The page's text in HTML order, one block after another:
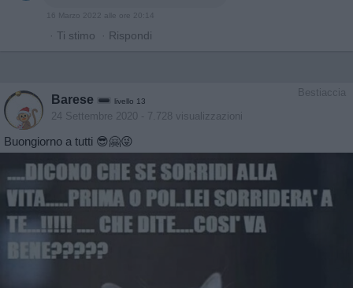
16 Marzo 2022 alle ore 20:14
· Ti stimo · Rispondi
Bestiaccia
Barese livello 13
24 Settembre 2020 - 7.728 visualizzazioni
Buongiorno a tutti 😎🤗😜